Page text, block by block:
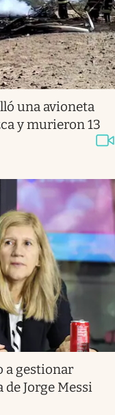
una avioneta
y murieron 13
a gestionar
Jorge Messi